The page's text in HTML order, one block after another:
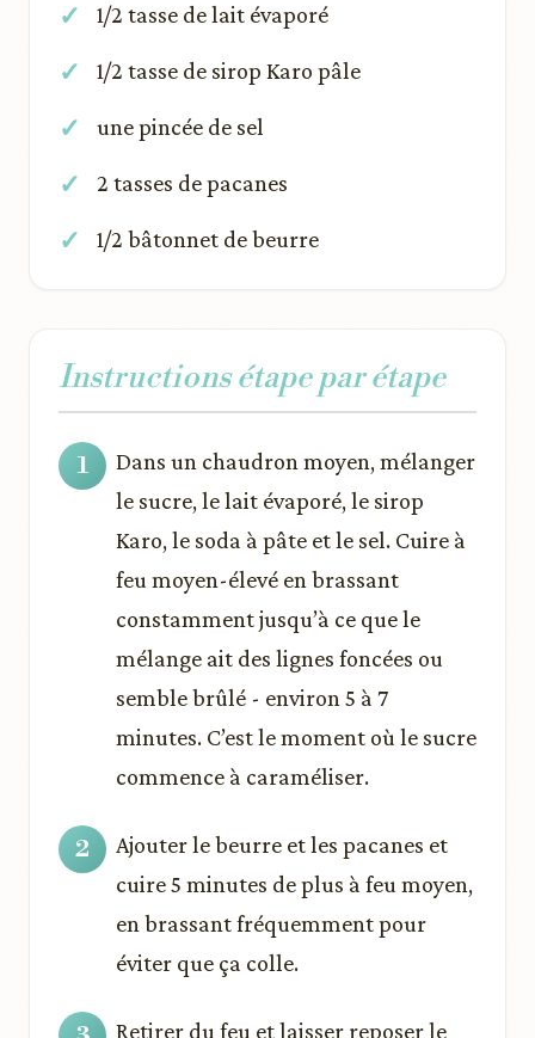
1/2 tasse de lait évaporé
1/2 tasse de sirop Karo pâle
une pincée de sel
2 tasses de pacanes
1/2 bâtonnet de beurre
Instructions étape par étape
Dans un chaudron moyen, mélanger
le sucre, le lait évaporé, le sirop
Karo, le soda à pâte et le sel. Cuire à
feu moyen-élevé en brassant
constamment jusqu’à ce que le
mélange ait des lignes foncées ou
semble brûlé - environ 5 à 7
minutes. C’est le moment où le sucre
commence à caraméliser.
Ajouter le beurre et les pacanes et
cuire 5 minutes de plus à feu moyen,
en brassant fréquemment pour
éviter que ça colle.
Retirer du feu et laisser reposer le